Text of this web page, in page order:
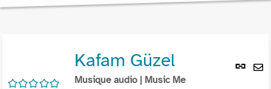
Lien
/5
Kafam Güzel
Musique audio | Music Me